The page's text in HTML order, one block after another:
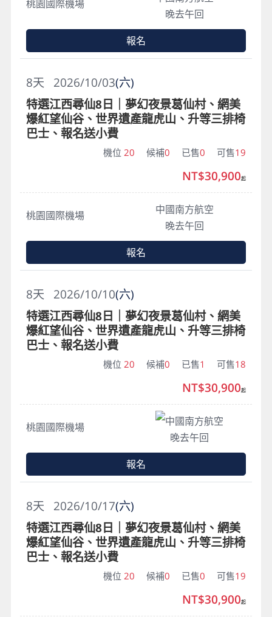
桃園國際機場
晚去午回
報名
2026/10/03(六)
8天
特選江西尋仙8日｜夢幻夜景葛仙村、網美
爆紅望仙谷、世界遺產龍虎山、升等三排椅
巴士、報名送小費
機位 20 候補0 已售0 可售19
桃園國際機場
中國南方航空
晚去午回
NT$30,900起
報名
2026/10/10(六)
8天
特選江西尋仙8日｜夢幻夜景葛仙村、網美
爆紅望仙谷、世界遺產龍虎山、升等三排椅
巴士、報名送小費
機位 20 候補0 已售1 可售18
桃園國際機場
中國南方航空
晚去午回
NT$30,900起
報名
2026/10/17(六)
8天
特選江西尋仙8日｜夢幻夜景葛仙村、網美
爆紅望仙谷、世界遺產龍虎山、升等三排椅
巴士、報名送小費
機位 20 候補0 已售0 可售19
NT$30,900起